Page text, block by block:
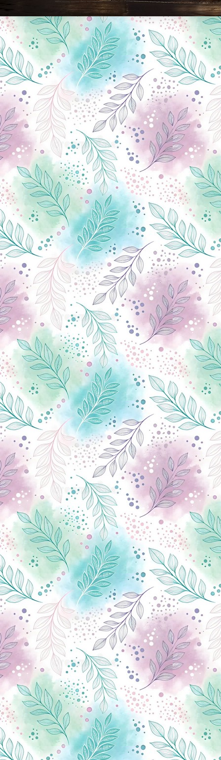
Новини Чернігова, Чернігівські новини, Чернігівський формат, новини Чернігова, події в Чернігові: політика, економіка, аналітика, культура, відеоновини, екологія, спортивний Чернігів, туризм, Чернігів